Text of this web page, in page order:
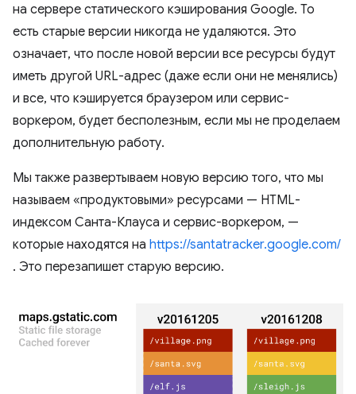
на сервере статического кэширования Google. То
есть старые версии никогда не удаляются. Это
означает, что после новой версии все ресурсы будут
иметь другой URL-адрес (даже если они не менялись)
и все, что кэшируется браузером или сервис-
воркером, будет бесполезным, если мы не проделаем
дополнительную работу.
Мы также развертываем новую версию того, что мы
называем «продуктовыми» ресурсами — HTML-
индексом Санта-Клауса и сервис-воркером, —
которые находятся на https://santatracker.google.com/
. Это перезапишет старую версию.